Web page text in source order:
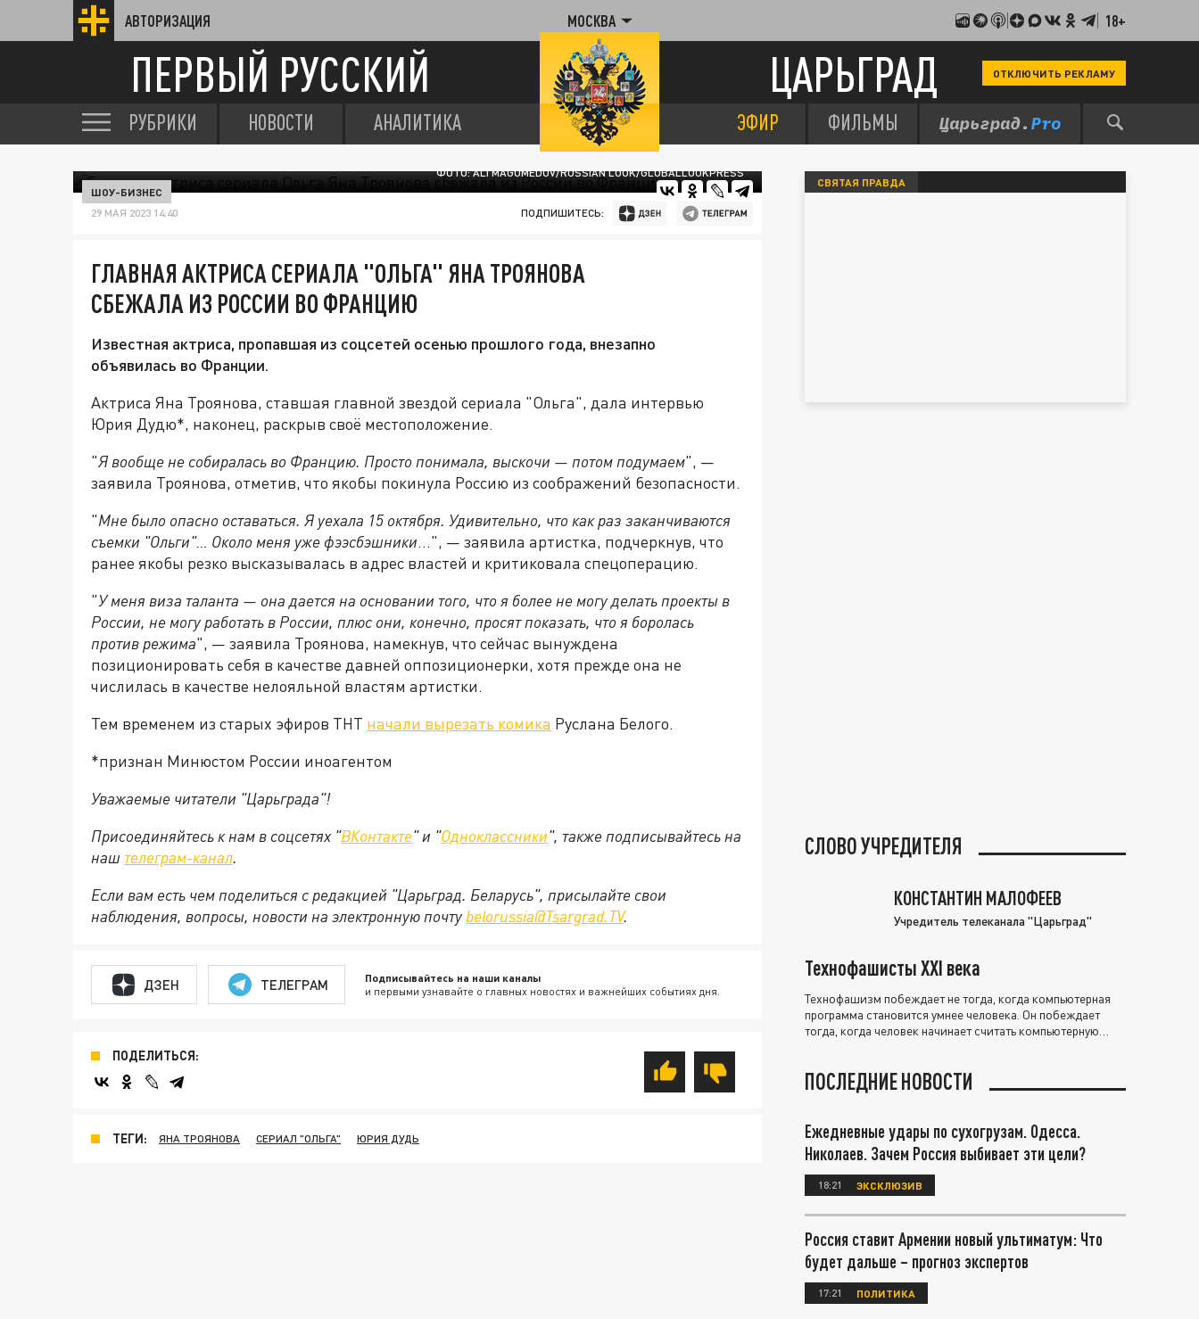
АВТОРИЗАЦИЯ МОСКВА 18+
ПЕРВЫЙ РУССКИЙ ЦАРЬГРАД ОТКЛЮЧИТЬ РЕКЛАМУ
РУБРИКИ НОВОСТИ АНАЛИТИКА ЭФИР ФИЛЬМЫ
ФОТО: ALI MAGOMEDOV/RUSSIAN LOOK/GLOBALLOOKPRESS
ШОУ-БИЗНЕС
29 МАЯ 2023 14:40 ПОДПИШИТЕСЬ:
ГЛАВНАЯ АКТРИСА СЕРИАЛА "ОЛЬГА" ЯНА ТРОЯНОВА
СБЕЖАЛА ИЗ РОССИИ ВО ФРАНЦИЮ
Известная актриса, пропавшая из соцсетей осенью прошлого года, внезапно
объявилась во Франции.
Актриса Яна Троянова, ставшая главной звездой сериала "Ольга", дала интервью
Юрия Дудю*, наконец, раскрыв своё местоположение.
"Я вообще не собиралась во Францию. Просто понимала, выскочи — потом подумаем", —
заявила Троянова, отметив, что якобы покинула Россию из соображений безопасности.
"Мне было опасно оставаться. Я уехала 15 октября. Удивительно, что как раз заканчиваются
съемки "Ольги"… Около меня уже фээсбэшники…", — заявила артистка, подчеркнув, что
ранее якобы резко высказывалась в адрес властей и критиковала спецоперацию.
"У меня виза таланта — она дается на основании того, что я более не могу делать проекты в
России, не могу работать в России, плюс они, конечно, просят показать, что я боролась
против режима", — заявила Троянова, намекнув, что сейчас вынуждена
позиционировать себя в качестве давней оппозиционерки, хотя прежде она не
числилась в качестве нелояльной властям артистки.
Тем временем из старых эфиров ТНТ начали вырезать комика Руслана Белого.
*признан Минюстом России иноагентом
Уважаемые читатели "Царьграда"!
Присоединяйтесь к нам в соцсетях "ВКонтакте" и "Одноклассники", также подписывайтесь на
наш телеграм-канал.
Если вам есть чем поделиться с редакцией "Царьград. Беларусь", присылайте свои
наблюдения, вопросы, новости на электронную почту belorussia@Tsargrad.TV.
ДЗЕН ТЕЛЕГРАМ Подписывайтесь на наши каналы
и первыми узнавайте о главных новостях и важнейших событиях дня.
ПОДЕЛИТЬСЯ:
ТЕГИ: ЯНА ТРОЯНОВА СЕРИАЛ "ОЛЬГА" ЮРИЯ ДУДЬ
СВЯТАЯ ПРАВДА
СЛОВО УЧРЕДИТЕЛЯ
КОНСТАНТИН МАЛОФЕЕВ
Учредитель телеканала "Царьград"
Технофашисты XXI века
Технофашизм побеждает не тогда, когда компьютерная
программа становится умнее человека. Он побеждает
тогда, когда человек начинает считать компьютерную
ПОСЛЕДНИЕ НОВОСТИ
Ежедневные удары по сухогрузам. Одесса.
Николаев. Зачем Россия выбивает эти цели?
18:21 ЭКСКЛЮЗИВ
Россия ставит Армении новый ультиматум: Что
будет дальше – прогноз экспертов
17:21 ПОЛИТИКА